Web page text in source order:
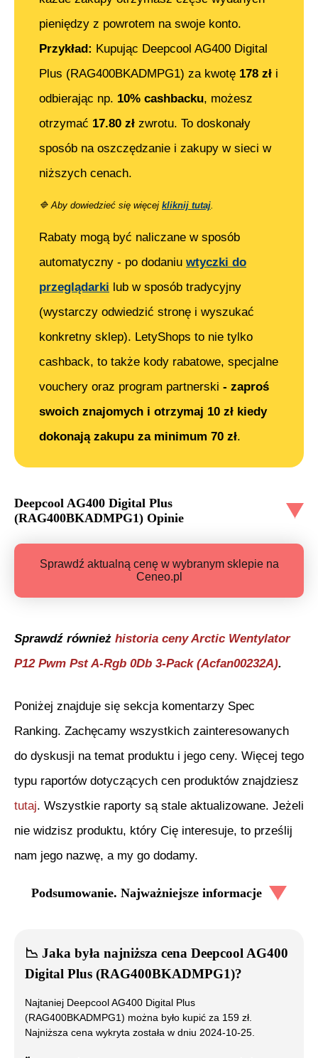
pieniędzy z powrotem na swoje konto.
Przykład: Kupując Deepcool AG400 Digital
Plus (RAG400BKADMPG1) za kwotę 178 zł i
odbierając np. 10% cashbacku, możesz
otrzymać 17.80 zł zwrotu. To doskonały
sposób na oszczędzanie i zakupy w sieci w
niższych cenach.
🔷 Aby dowiedzieć się więcej kliknij tutaj
Rabaty mogą być naliczane w sposób
automatyczny - po dodaniu wtyczki do
przeglądarki lub w sposób tradycyjny
(wystarczy odwiedzić stronę i wyszukać
konkretny sklep). LetyShops to nie tylko
cashback, to także kody rabatowe, specjalne
vouchery oraz program partnerski - zaproś
swoich znajomych i otrzymaj 10 zł kiedy
dokonają zakupu za minimum 70 zł.
Deepcool AG400 Digital Plus
(RAG400BKADMPG1) Opinie
Sprawdź aktualną cenę w wybranym sklepie na
Ceneo.pl
Sprawdź również historia cenyArctic Wentylator
P12 Pwm Pst A-Rgb 0Db 3-Pack (Acfan00232A).
Poniżej znajduje się sekcja komentarzy Spec
Ranking. Zachęcamy wszystkich zainteresowanych
do dyskusji na temat produktu i jego ceny. Więcej tego
typu raportów dotyczących cen produktów znajdziesz
tutaj. Wszystkie raporty są stale aktualizowane. Jeżeli
nie widzisz produktu, który Cię interesuje, to prześlij
nam jego nazwę, a my go dodamy.
Podsumowanie. Najważniejsze informacje
📉 Jaka była najniższa cena Deepcool AG400
Digital Plus (RAG400BKADMPG1)?
Najtaniej Deepcool AG400 Digital Plus
(RAG400BKADMPG1) można było kupić za 159 zł.
Najniższa cena wykryta została w dniu 2024-10-25